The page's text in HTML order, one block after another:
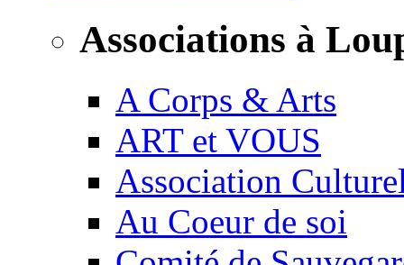
Associations à
A Corps & Arts
ART et VOUS
Association
Au Coeur de soi